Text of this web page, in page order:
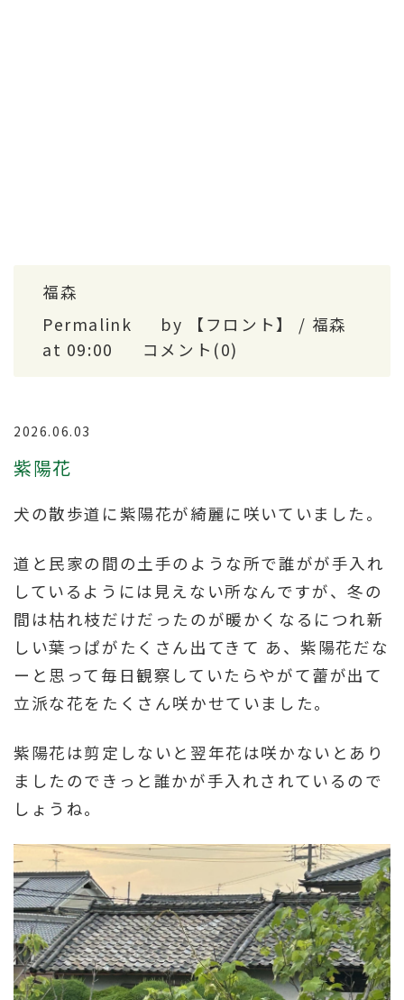
福森
Permalink
by 【フロント】 / 福森
at 09:00
コメント(0)
2026.06.03
紫陽花
犬の散歩道に紫陽花が綺麗に咲いていました。
道と民家の間の土手のような所で誰がが手入れ
しているようには見えない所なんですが、冬の
間は枯れ枝だけだったのが暖かくなるにつれ新
しい葉っぱがたくさん出てきて あ、紫陽花だな
ーと思って毎日観察していたらやがて蕾が出て
立派な花をたくさん咲かせていました。
紫陽花は剪定しないと翌年花は咲かないとあり
ましたのできっと誰かが手入れされているので
しょうね。